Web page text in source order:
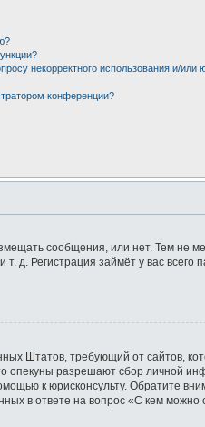
некорректного использования и/или
конференции?
сообщения, или нет. Тем не
д. Регистрация займёт у вас всего
Штатов, требующий от сайтов,
опекуны разрешают сбор личной
к юрисконсульту. Обратите
в ответе на вопрос «С кем можно